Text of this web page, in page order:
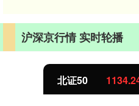
沪深京行情 实时轮播
北证50 1134.24